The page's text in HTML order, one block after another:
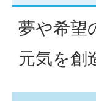
夢や希望
元気を創